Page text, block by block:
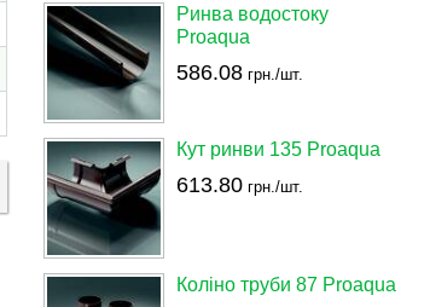
Ринва водостоку
Proaqua
586.08 грн./шт.
Кут ринви 135 Proaqua
613.80 грн./шт.
Коліно труби 87 Proaqua